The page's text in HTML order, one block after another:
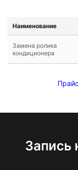
Наименование
Замена ролика
кондиционера
Запись